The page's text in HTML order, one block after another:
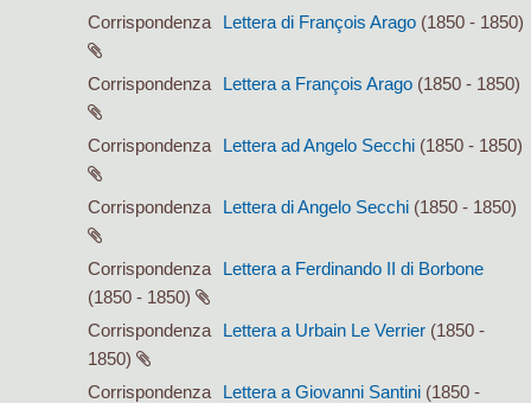
Corrispondenza
Lettera di François Arago (1850 - 1850)
Corrispondenza Lettera a François Arago (1850 - 1850)
Corrispondenza Lettera ad Angelo Secchi (1850 - 1850)
Corrispondenza Lettera di Angelo Secchi (1850 - 1850)
Corrispondenza
Lettera a Ferdinando II di Borbone
(1850 - 1850)
Corrispondenza
Lettera a Urbain Le Verrier (1850 -
1850)
Corrispondenza
Lettera a Giovanni Santini (1850 -